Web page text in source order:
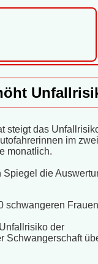
steigt das
im
monatlich.
Spiegel die
schwangeren Frauen
der
Schwangerschaft